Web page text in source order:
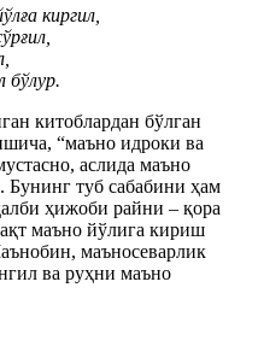
киргил,
бўлур.
китоблардан бўлган
“маъно идроки ва
аслида маъно
Бунинг туб сабабини ҳам
ҳижоби райни – қора
маъно йўлига кириш
маъносеварлик
ва руҳни маъно